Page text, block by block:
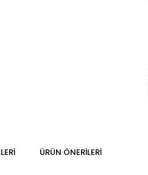
ÜRÜN ÖNERILERI